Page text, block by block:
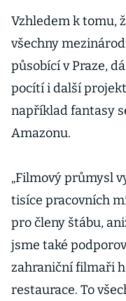
Vzhledem k tomu,
všechny
působící v Praze,
pocítí i další
například fantasy
Amazonu.
„Filmový průmysl
tisíce pracovních
pro členy štábu,
jsme také
zahraniční filmaři
restaurace. To